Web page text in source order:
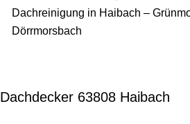
Dachreinigung in Haibach –
Dörrmorsbach
Dachdecker 63808 Haibach